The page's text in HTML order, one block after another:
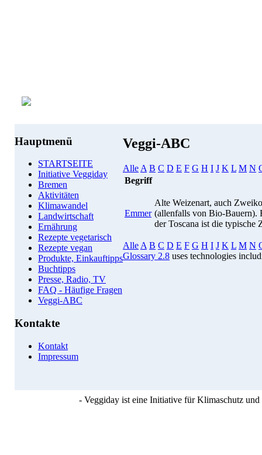
Hauptmenü
STARTSEITE
Initiative Veggiday
Bremen
Aktivitäten
Klimawandel
Landwirtschaft
Ernährung
Rezepte vegetarisch
Rezepte vegan
Produkte, Einkauftipps
Buchtipps
Presse, Radio, TV
FAQ - Häufige Fragen
Veggi-ABC
Kontakte
Kontakt
Impressum
Veggi-ABC
Alle A B C D E F G H I J K L M N
Begriff
Emmer
Alte Weizenart, auch
(allenfalls von Bio-Bauern).
der Toscana ist die typische
Alle A B C D E F G H I J K L M N
Glossary 2.8 uses technologies
- Veggiday ist eine Initiative für Klimaschutz